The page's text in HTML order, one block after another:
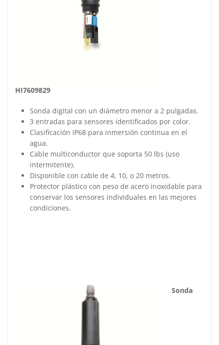
HI7609829
Sonda digital con un diámetro menor a 2 pulgadas.
3 entradas para sensores identificados por color.
Clasificación IP68 para inmersión continua en el
agua.
Cable multiconductor que soporta 50 lbs (uso
intermitente).
Disponible con cable de 4, 10, o 20 metros.
Protector plástico con peso de acero inoxidable para
conservar los sensores individuales en las mejores
condiciones.
Sonda